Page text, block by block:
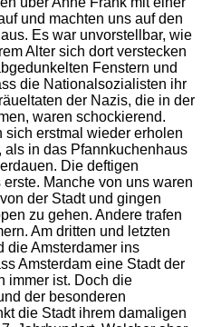
und machten uns auf den
Es war unvorstellbar, wie
Alter sich dort verstecken
Fenstern und
die Nationalsozialisten ihr
der Nazis, die in der
waren schockierend.
sich erstmal wieder erholen
als in das Pfannkuchenhaus
Die deftigen
Manche von uns waren
der Stadt und gingen
zu gehen. Andere trafen
Am dritten und letzten
die Amsterdamer ins
Amsterdam eine Stadt der
immer ist. Doch die
der besonderen
die Stadt ihrem damaligen